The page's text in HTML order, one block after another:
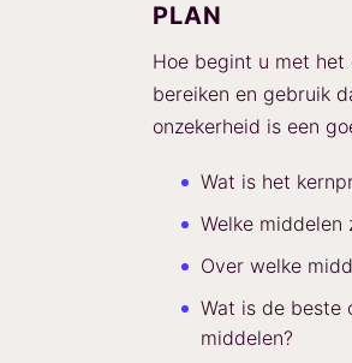
PLAN
Hoe begint u met
bereiken en gebruik
onzekerheid is een
Wat is het
Welke middelen
Over welke
Wat is de beste
middelen?